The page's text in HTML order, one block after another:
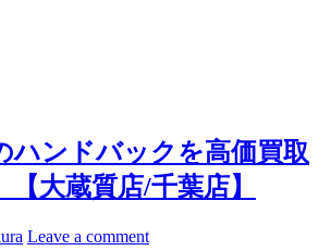
ハンドバックを高価買取
大蔵質店/千葉店】
Leave a comment